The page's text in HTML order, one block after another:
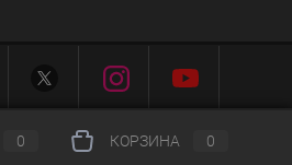
0 КОРЗИНА 0